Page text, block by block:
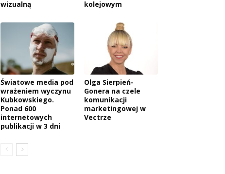
wizualną
kolejowym
Światowe media pod
wrażeniem wyczynu
Kubkowskiego.
Ponad 600
internetowych
publikacji w 3 dni
Olga Sierpień-
Gonera na czele
komunikacji
marketingowej w
Vectrze